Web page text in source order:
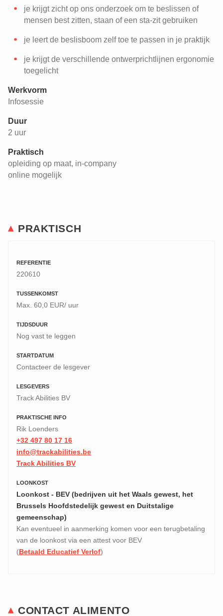
je krijgt zicht op ons onderzoek om te beslissen of
mensen best zitten, staan of een sta-zit gebruiken
je leert de beslisboom zelf toe te passen in je praktijk
je krijgt de verschillende ontwerprichtlijnen ergonomie
toegelicht
Werkvorm
Infosessie
Duur
2 uur
Praktisch
opleiding op maat, in-company
online mogelijk
PRAKTISCH
REFERENTIE
220610
TUSSENKOMST
Max. 60,0 EUR/ uur
TIJDSDUUR
Nog vast te leggen
STARTDATUM
Contacteer de lesgever
LESGEVERS
Track Abilities BV
PRAKTISCHE INFO
Rik Loenders
+32 497 80 17 16
info@trackabilities.be
Track Abilities BV
LOONKOST
Loonkost - BEV (bedrijven uit het Waals gewest, het
Brussels Hoofdstedelijk gewest en Duitstalige
gemeenschap)
Kan eventueel in aanmerking komen voor een terugbetaling
van de loonkost via een attest voor BEV
(Betaald Educatief Verlof)
CONTACT ALIMENTO